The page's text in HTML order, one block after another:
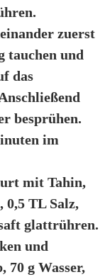
zuerst
tauchen und
das
besprühen.
im
mit Tahin,
0,5 TL Salz,
glattrühren.
und
70 g Wasser,